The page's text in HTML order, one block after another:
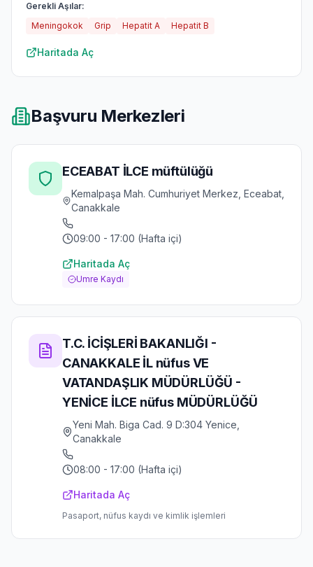
Gerekli Aşılar:
Meningokok
Grip Hepatit A Hepatit B
Haritada Aç
Başvuru Merkezleri
ECEABAT İLCE müftülüğü
Kemalpaşa Mah. Cumhuriyet Merkez, Eceabat,
Canakkale
09:00 - 17:00 (Hafta içi)
Haritada Aç
Umre Kaydı
T.C. İCİŞLERİ BAKANLIĞI -
CANAKKALE İL nüfus VE
VATANDAŞLIK MÜDÜRLÜĞÜ -
YENİCE İLCE nüfus MÜDÜRLÜĞÜ
Yeni Mah. Biga Cad. 9 D:304 Yenice,
Canakkale
08:00 - 17:00 (Hafta içi)
Haritada Aç
Pasaport, nüfus kaydı ve kimlik işlemleri